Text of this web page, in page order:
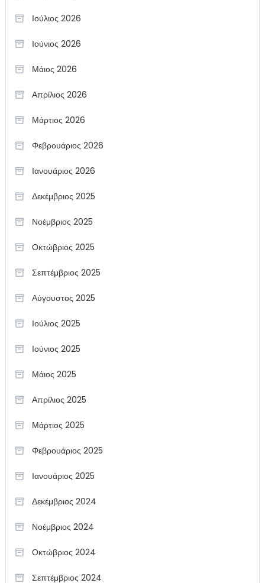
Ιούλιος 2026
Ιούνιος 2026
Μάιος 2026
Απρίλιος 2026
Μάρτιος 2026
Φεβρουάριος 2026
Ιανουάριος 2026
Δεκέμβριος 2025
Νοέμβριος 2025
Οκτώβριος 2025
Σεπτέμβριος 2025
Αύγουστος 2025
Ιούλιος 2025
Ιούνιος 2025
Μάιος 2025
Απρίλιος 2025
Μάρτιος 2025
Φεβρουάριος 2025
Ιανουάριος 2025
Δεκέμβριος 2024
Νοέμβριος 2024
Οκτώβριος 2024
Σεπτέμβριος 2024